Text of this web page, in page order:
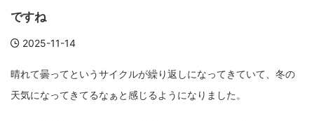
タグクラウド
Canon craft EM5II EOS Kiss X4 EOS R10
fujifilm game GR III hobby info
ですね
2025-11-14
晴れて曇ってというサイクルが繰り返しになってきていて、冬の
天気になってきてるなぁと感じるようになりました。